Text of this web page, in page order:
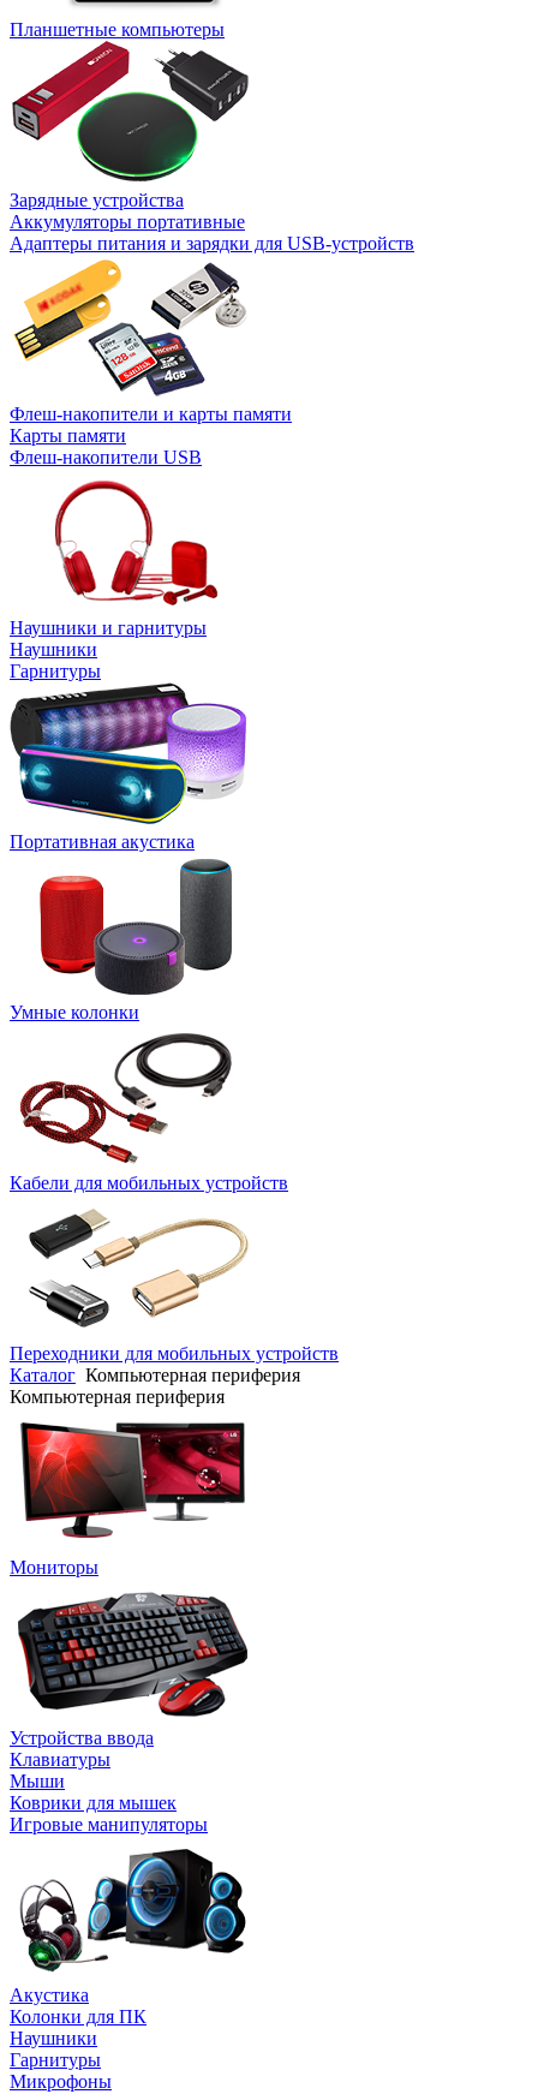
Планшетные компьютеры
Зарядные устройства
Аккумуляторы портативные
Адаптеры питания и зарядки для USB-устройств
Флеш-накопители и карты памяти
Карты памяти
Флеш-накопители USB
Наушники и гарнитуры
Наушники
Гарнитуры
Портативная акустика
Умные колонки
Кабели для мобильных устройств
Переходники для мобильных устройств
Каталог Компьютерная периферия
Компьютерная периферия
Мониторы
Устройства ввода
Клавиатуры
Мыши
Коврики для мышек
Игровые манипуляторы
Акустика
Колонки для ПК
Наушники
Гарнитуры
Микрофоны